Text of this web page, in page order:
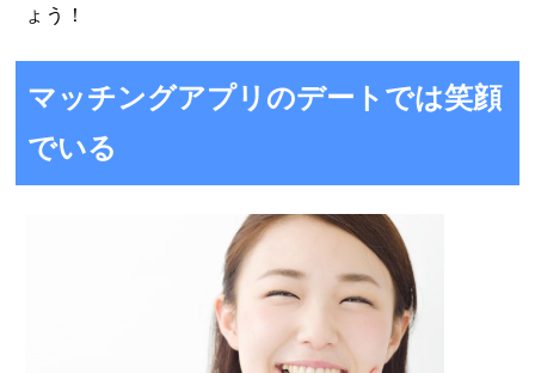
ょう！
マッチングアプリのデートでは笑顔
でいる